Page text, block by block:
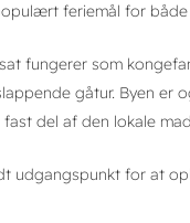
feriemål for
fungerer som
gåtur. Byen er
del af den lokale
udgangspunkt for at